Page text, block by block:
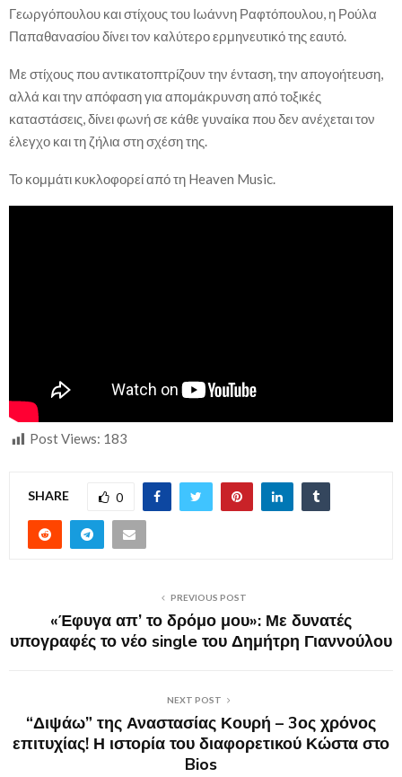
Γεωργόπουλου και στίχους του Ιωάννη Ραφτόπουλου, η Ρούλα
Παπαθανασίου δίνει τον καλύτερο ερμηνευτικό της εαυτό.
Με στίχους που αντικατοπτρίζουν την ένταση, την απογοήτευση,
αλλά και την απόφαση για απομάκρυνση από τοξικές
καταστάσεις, δίνει φωνή σε κάθε γυναίκα που δεν ανέχεται τον
έλεγχο και τη ζήλια στη σχέση της.
Το κομμάτι κυκλοφορεί από τη Heaven Music.
Post Views: 183
SHARE 0
PREVIOUS POST
«Έφυγα απ’ το δρόμο μου»: Με δυνατές
υπογραφές το νέο single του Δημήτρη Γιαννούλου
NEXT POST
“Διψάω” της Αναστασίας Κουρή – 3ος χρόνος
επιτυχίας! Η ιστορία του διαφορετικού Κώστα στο
Bios